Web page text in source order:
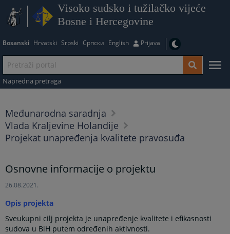
Visoko sudsko i tužilačko vijeće
Bosne i Hercegovine
Bosanski Hrvatski Srpski Српски English Prijava
Napredna pretraga
Međunarodna saradnja
Vlada Kraljevine Holandije
Projekat unapređenja kvalitete pravosuđa
Osnovne informacije o projektu
26.08.2021.
Opis projekta
Sveukupni cilj projekta je unapređenje kvalitete i efikasnosti
sudova u BiH putem određenih aktivnosti.